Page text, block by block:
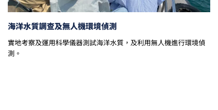
海洋水質調查及無人機環境偵測
實地考察及運用科學儀器測試海洋水質，及利用無人機進行環境偵
測。